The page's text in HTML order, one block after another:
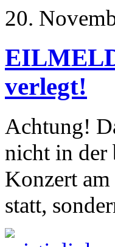
20.
verlegt!
Achtung!
nicht in
Konzert am
statt,